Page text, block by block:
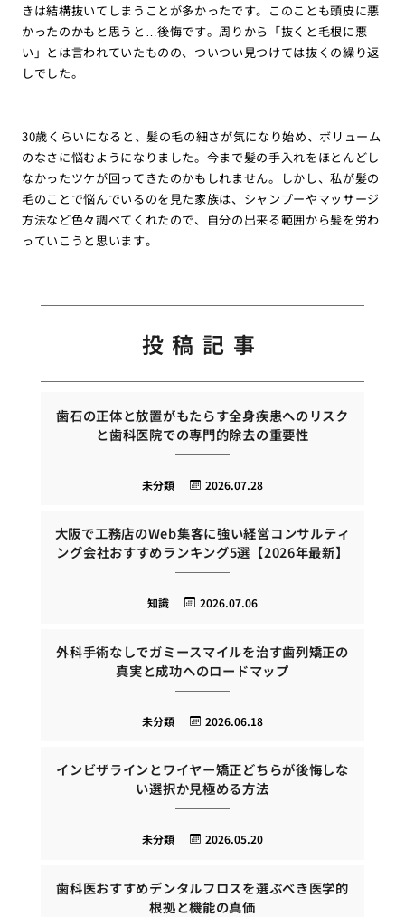
きは結構抜いてしまうことが多かったです。このことも頭皮に悪
かったのかもと思うと…後悔です。周りから「抜くと毛根に悪
い」とは言われていたものの、ついつい見つけては抜くの繰り返
しでした。
30歳くらいになると、髪の毛の細さが気になり始め、ボリューム
のなさに悩むようになりました。今まで髪の手入れをほとんどし
なかったツケが回ってきたのかもしれません。しかし、私が髪の
毛のことで悩んでいるのを見た家族は、シャンプーやマッサージ
方法など色々調べてくれたので、自分の出来る範囲から髪を労わ
っていこうと思います。
投稿記事
歯石の正体と放置がもたらす全身疾患へのリスク
と歯科医院での専門的除去の重要性
2026.07.28
未分類
大阪で工務店のWeb集客に強い経営コンサルティ
ング会社おすすめランキング5選【2026年最新】
2026.07.06
知識
外科手術なしでガミースマイルを治す歯列矯正の
真実と成功へのロードマップ
2026.06.18
未分類
インビザラインとワイヤー矯正どちらが後悔しな
い選択か見極める方法
2026.05.20
未分類
歯科医おすすめデンタルフロスを選ぶべき医学的
根拠と機能の真価